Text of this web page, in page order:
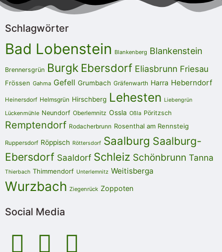
Schlagwörter
Bad Lobenstein Blankenberg Blankenstein
Brennersgrün Burgk Ebersdorf Eliasbrunn Friesau
Frössen Gahma Gefell Grumbach Gräfenwarth Harra Heberndorf
Heinersdorf Helmsgrün Hirschberg Lehesten Liebengrün
Lückenmühle Neundorf Oberlemnitz Ossla Oßla Pöritzsch
Remptendorf Rodacherbrunn Rosenthal am Rennsteig
Ruppersdorf Röppisch Röttersdorf Saalburg Saalburg-
Ebersdorf Saaldorf Schleiz Schönbrunn Tanna
Thierbach Thimmendorf Unterlemnitz Weitisberga
Wurzbach Ziegenrück Zoppoten
Social Media